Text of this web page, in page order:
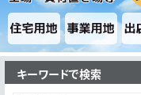
キーワードで検索